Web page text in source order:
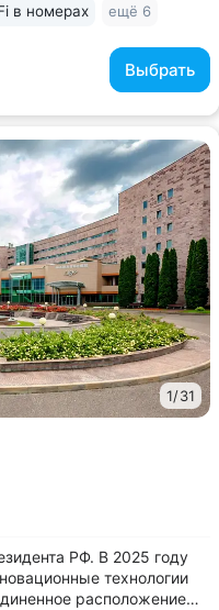
Выбрать
в номерах ещё 6
1/31
РФ. В 2025 году
технологии
расположение